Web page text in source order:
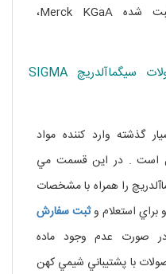
Titrisol یک علامت تجاری ثبت شده Merck KGaA،
آرشيو دسته بندي ها : محصولات سيگماآلدريچ SIGMA
گذشته وارد کننده مواد
است . در اين قسمت مي
را همراه با مشخصات
براي استعلام وثبت سفارش
در صورت عدم وجود ماده
با پشتيباني شيمي کهن